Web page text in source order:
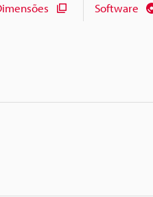
Software